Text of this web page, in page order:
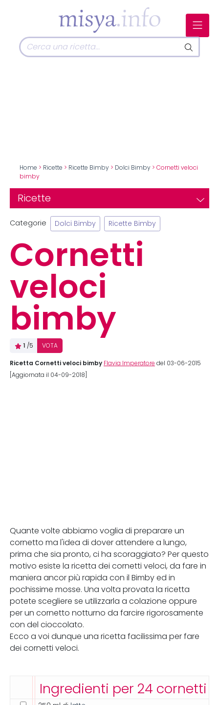
Home > Ricette > Ricette Bimby > Dolci Bimby > Cornetti veloci
bimby
Ricette
Categorie Dolci Bimby Ricette Bimby
Cornetti
veloci
bimby
1 /5 VOTA
Ricetta Cornetti veloci bimby Flavia Imperatore del 03-06-2015
[Aggiornata il 04-09-2018]
Quante volte abbiamo voglia di preparare un
cornetto ma l'idea di dover attendere a lungo,
prima che sia pronto, ci ha scoraggiato? Per questo
motivo esiste la ricetta dei cornetti veloci, da fare in
maniera ancor più rapida con il Bimby ed in
pochissime mosse. Una volta provata la ricetta
potete scegliere se utilizzarla a colazione oppure
per un cornetto notturno da farcire rigorosamente
con del cioccolato.
Ecco a voi dunque una ricetta facilissima per fare
dei cornetti veloci.
Ingredienti per 24 cornetti